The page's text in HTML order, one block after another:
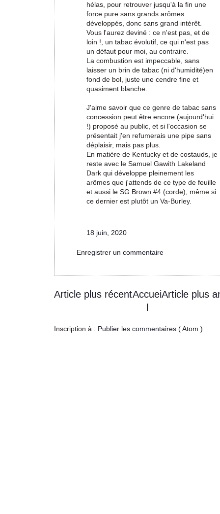
hélas, pour retrouver jusqu'à la fin une
force pure sans grands arômes
développés, donc sans grand intérêt.
Vous l'aurez deviné : ce n'est pas, et de
loin !, un tabac évolutif, ce qui n'est pas
un défaut pour moi, au contraire.
La combustion est impeccable, sans
laisser un brin de tabac (ni d'humidité)en
fond de bol, juste une cendre fine et
quasiment blanche.
J'aime savoir que ce genre de tabac sans
concession peut être encore (aujourd'hui
!) proposé au public, et si l'occasion se
présentait j'en refumerais une pipe sans
déplaisir, mais pas plus.
En matière de Kentucky et de costauds, je
reste avec le Samuel Gawith Lakeland
Dark qui développe pleinement les
arômes que j'attends de ce type de feuille
et aussi le SG Brown #4 (corde), même si
ce dernier est plutôt un Va-Burley.
18 juin, 2020
Enregistrer un commentaire
Article plus récent Article plus
Accuei
Inscription à : Publier les commentaires ( Atom )